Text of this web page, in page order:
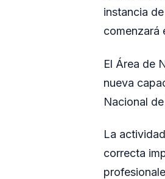
instancia
comenzará
El Área de
nueva
Nacional
La
correcta